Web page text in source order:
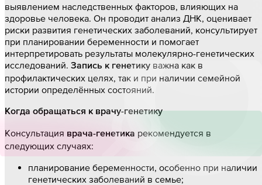
выявлением наследственных факторов, влияющих на
здоровье человека. Он проводит анализ ДНК, оценивает
риски развития генетических заболеваний, консультирует
при планировании беременности и помогает
интерпретировать результаты молекулярно-генетических
исследований. Запись к генетику важна как в
профилактических целях, так и при наличии семейной
истории определённых состояний.
Когда обращаться к врачу-генетику
Консультация врача-генетика рекомендуется в
следующих случаях:
планирование беременности, особенно при наличии
генетических заболеваний в семье;